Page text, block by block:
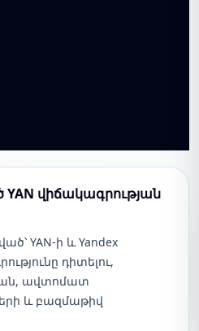
YAN վիճակագրության
YAN-ի և Yandex
դիտելու,
ավտոմատ
և բազմաթիվ